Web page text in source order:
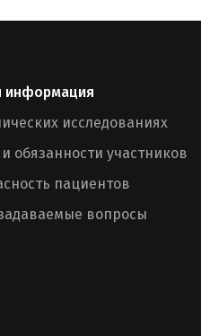
информация
исследованиях
обязанности участников
пациентов
вопросы